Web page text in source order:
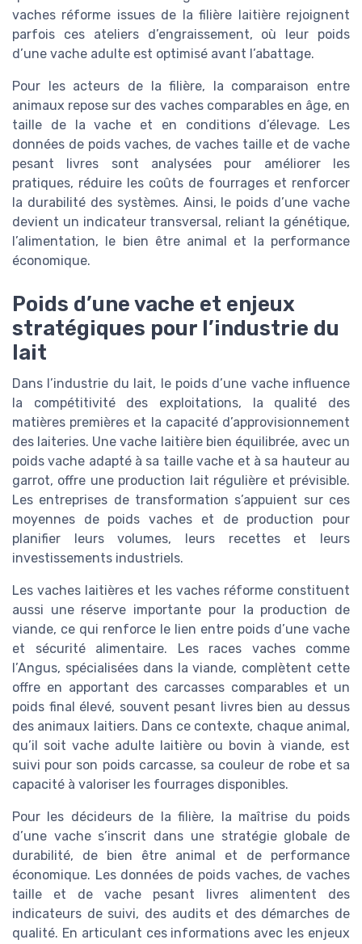
vaches réforme issues de la filière laitière rejoignent
parfois ces ateliers d’engraissement, où leur poids
d’une vache adulte est optimisé avant l’abattage.
Pour les acteurs de la filière, la comparaison entre
animaux repose sur des vaches comparables en âge, en
taille de la vache et en conditions d’élevage. Les
données de poids vaches, de vaches taille et de vache
pesant livres sont analysées pour améliorer les
pratiques, réduire les coûts de fourrages et renforcer
la durabilité des systèmes. Ainsi, le poids d’une vache
devient un indicateur transversal, reliant la génétique,
l’alimentation, le bien être animal et la performance
économique.
Poids d’une vache et enjeux
stratégiques pour l’industrie du
lait
Dans l’industrie du lait, le poids d’une vache influence
la compétitivité des exploitations, la qualité des
matières premières et la capacité d’approvisionnement
des laiteries. Une vache laitière bien équilibrée, avec un
poids vache adapté à sa taille vache et à sa hauteur au
garrot, offre une production lait régulière et prévisible.
Les entreprises de transformation s’appuient sur ces
moyennes de poids vaches et de production pour
planifier leurs volumes, leurs recettes et leurs
investissements industriels.
Les vaches laitières et les vaches réforme constituent
aussi une réserve importante pour la production de
viande, ce qui renforce le lien entre poids d’une vache
et sécurité alimentaire. Les races vaches comme
l’Angus, spécialisées dans la viande, complètent cette
offre en apportant des carcasses comparables et un
poids final élevé, souvent pesant livres bien au dessus
des animaux laitiers. Dans ce contexte, chaque animal,
qu’il soit vache adulte laitière ou bovin à viande, est
suivi pour son poids carcasse, sa couleur de robe et sa
capacité à valoriser les fourrages disponibles.
Pour les décideurs de la filière, la maîtrise du poids
d’une vache s’inscrit dans une stratégie globale de
durabilité, de bien être animal et de performance
économique. Les données de poids vaches, de vaches
taille et de vache pesant livres alimentent des
indicateurs de suivi, des audits et des démarches de
qualité. En articulant ces informations avec les enjeux